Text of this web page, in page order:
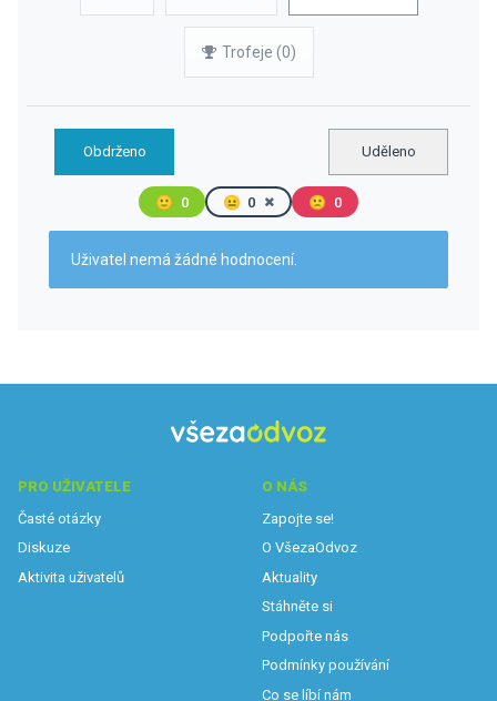
Trofeje (0)
Obdrženo Uděleno
🙂 0 😐 0 🙁 0
Uživatel nemá žádné hodnocení.
PRO UŽIVATELE
Časté otázky
Diskuze
Aktivita uživatelů
O NÁS
Zapojte se!
O VšezaOdvoz
Aktuality
Stáhněte si
Podpořte nás
Podmínky používání
Co se líbí nám